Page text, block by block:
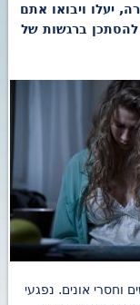
יעלו ויבואו אתם
ברגשות של
וחסרי אונים. נפגעי